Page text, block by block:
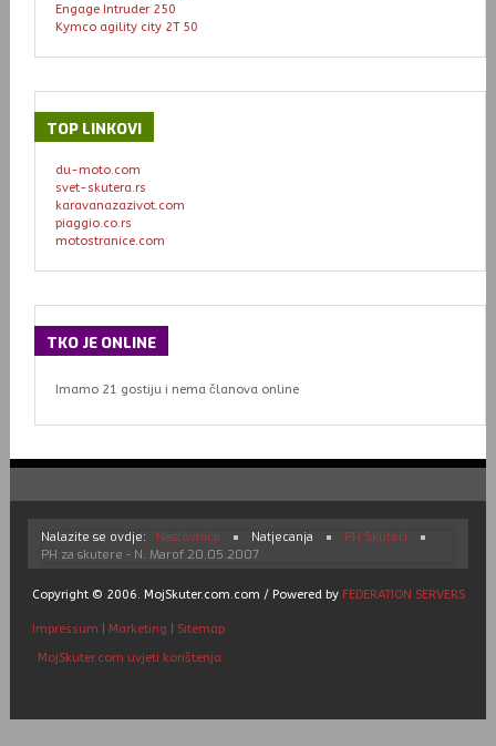
Engage Intruder 250
Kymco agility city 2T 50
TOP LINKOVI
du-moto.com
svet-skutera.rs
karavanazazivot.com
piaggio.co.rs
motostranice.com
TKO JE ONLINE
Imamo 21 gostiju i nema članova online
Nalazite se ovdje: Naslovnica Natjecanja
PH Skuteri
PH za skutere - N. Marof 20.05.2007
Copyright © 2006. MojSkuter.com.com / Powered by FEDERATION SERVERS
Impressum Marketing
Sitemap
MojSkuter.com uvjeti korištenja